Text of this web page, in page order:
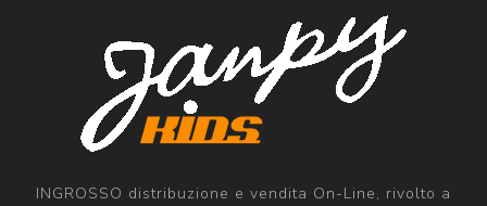
INGROSSO distribuzione e vendita On-Line, rivolto a